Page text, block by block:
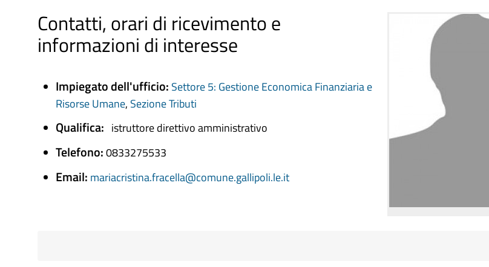
Contatti, orari di ricevimento e
informazioni di interesse
Impiegato dell'ufficio: Settore 5: Gestione Economica Finanziaria e
Risorse Umane, Sezione Tributi
Qualifica: istruttore direttivo amministrativo
Telefono:0833275533
Email: mariacristina.fracella@comune.gallipoli.le.it